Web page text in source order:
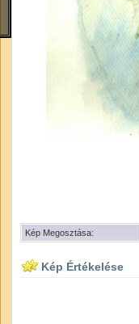
Kép Megosztása:
Kép Értékelése